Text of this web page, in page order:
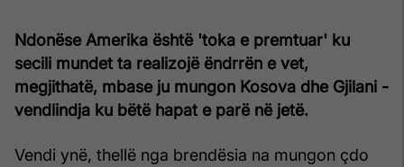
Ndonëse Amerika është 'toka e premtuar' ku
secili mundet ta realizojë ëndrrën e vet,
megjithatë, mbase ju mungon Kosova dhe Gjilani -
vendlindja ku bëtë hapat e parë në jetë.
Vendi ynë, thellë nga brendësia na mungon çdo